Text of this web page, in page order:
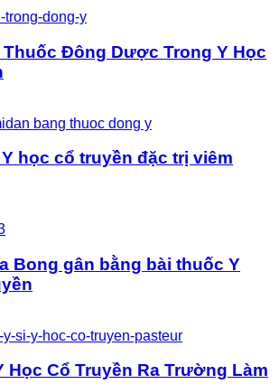
Thuốc Đông Dược Trong Y Học
học cổ truyền đặc trị viêm
Bong gân bằng bài thuốc Y
Học Cổ Truyền Ra Trường Làm